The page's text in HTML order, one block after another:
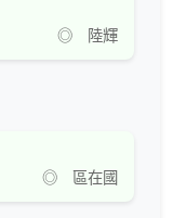
◎ 陸輝
◎ 區在國